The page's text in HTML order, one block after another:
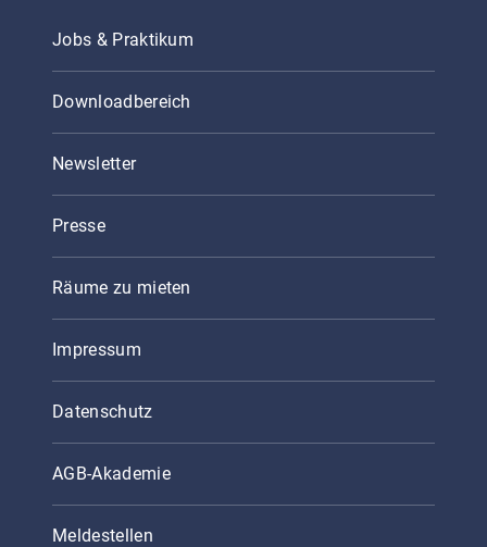
Jobs & Praktikum
Downloadbereich
Newsletter
Presse
Räume zu mieten
Impressum
Datenschutz
AGB-Akademie
Meldestellen